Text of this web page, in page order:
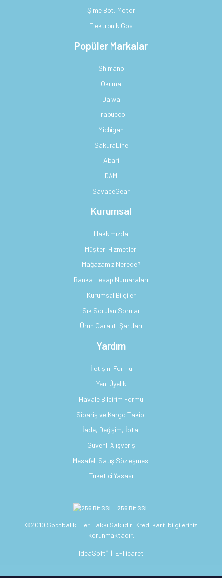
Şime Bot, Motor
Elektronik Gps
Popüler Markalar
Shimano
Okuma
Daiwa
Trabucco
Michigan
SakuraLine
Abari
DAM
SavageGear
Kurumsal
Hakkımızda
Müşteri Hizmetleri
Mağazamız Nerede?
Banka Hesap Numaraları
Kurumsal Bilgiler
Sık Sorulan Sorular
Ürün Garanti Şartları
Yardım
İletişim Formu
Yeni Üyelik
Havale Bildirim Formu
Sipariş ve Kargo Takibi
İade, Değişim, İptal
Güvenli Alışveriş
Mesafeli Satış Sözleşmesi
Tüketici Yasası
256 Bit SSL
©2019 Spotbalik. Her Hakkı Saklıdır. Kredi kartı bilgileriniz
korunmaktadır.
IdeaSoft® | E-Ticaret